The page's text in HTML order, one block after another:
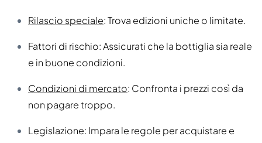
Rilascio speciale: Trova edizioni uniche o limitate.
Fattori di rischio: Assicurati che la bottiglia sia reale
e in buone condizioni.
Condizioni di mercato: Confronta i prezzi così da
non pagare troppo.
Legislazione: Impara le regole per acquistare e